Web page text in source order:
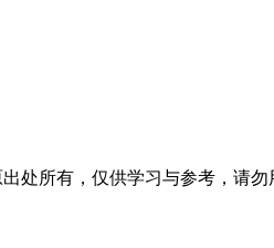
所有，仅供学习与参考，请